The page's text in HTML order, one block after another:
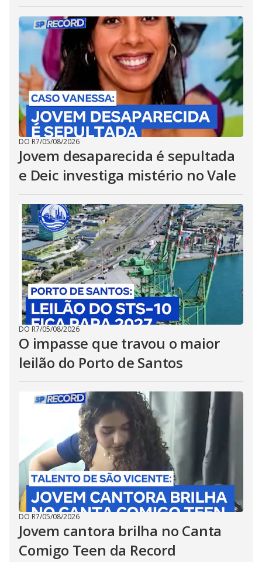
DO R7/05/08/2026
Jovem desaparecida é sepultada
e Deic investiga mistério no Vale
DO R7/05/08/2026
O impasse que travou o maior
leilão do Porto de Santos
DO R7/05/08/2026
Jovem cantora brilha no Canta
Comigo Teen da Record